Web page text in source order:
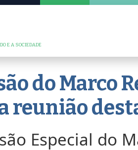
E A SOCIEDADE
do Marco
reunião
Especial do